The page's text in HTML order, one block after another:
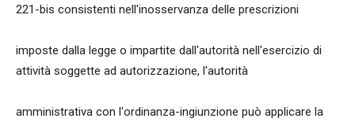
221-bis consistenti nell'inosservanza delle prescrizioni
imposte dalla legge o impartite dall'autorità nell'esercizio di
attività soggette ad autorizzazione, l'autorità
amministrativa con l'ordinanza-ingiunzione può applicare la